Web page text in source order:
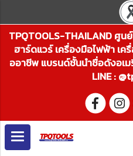
TPQTOOLS-THAILAND ศู
ฮาร์ดแวร์ เครื่องมือไฟฟ้า เค
ออาชีพ แบรนด์ชั้นนำชื่อดังอเ
LINE :